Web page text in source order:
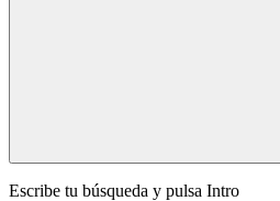
Escribe tu búsqueda y pulsa Intro